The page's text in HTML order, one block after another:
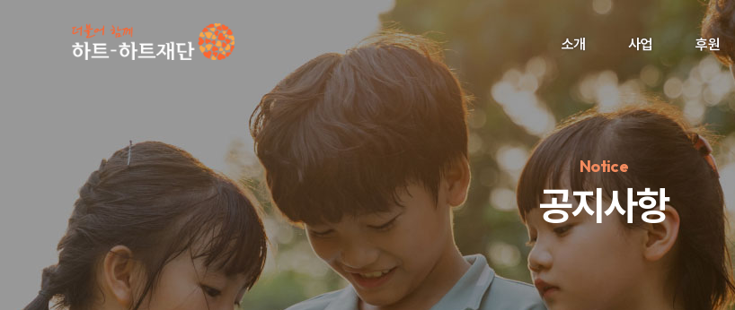
소개 사업 후원
인기 키워드 #정기후원#하트플레이스#캠페인 #팬덤후원
Notice
공지사항